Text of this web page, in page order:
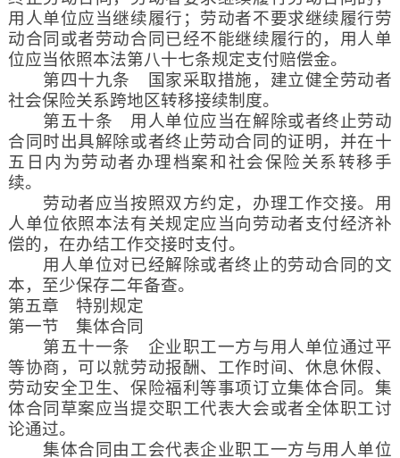
用人单位应当继续履行；劳动者不要求继续履行劳
动合同或者劳动合同已经不能继续履行的，用人单
位应当依照本法第八十七条规定支付赔偿金。
第四十九条 国家采取措施，建立健全劳动者
社会保险关系跨地区转移接续制度。
第五十条 用人单位应当在解除或者终止劳动
合同时出具解除或者终止劳动合同的证明，并在十
五日内为劳动者办理档案和社会保险关系转移手
续。
劳动者应当按照双方约定，办理工作交接。用
人单位依照本法有关规定应当向劳动者支付经济补
偿的，在办结工作交接时支付。
用人单位对已经解除或者终止的劳动合同的文
本，至少保存二年备查。
第五章 特别规定
第一节 集体合同
第五十一条 企业职工一方与用人单位通过平
等协商，可以就劳动报酬、工作时间、休息休假、
劳动安全卫生、保险福利等事项订立集体合同。集
体合同草案应当提交职工代表大会或者全体职工讨
论通过。
集体合同由工会代表企业职工一方与用人单位